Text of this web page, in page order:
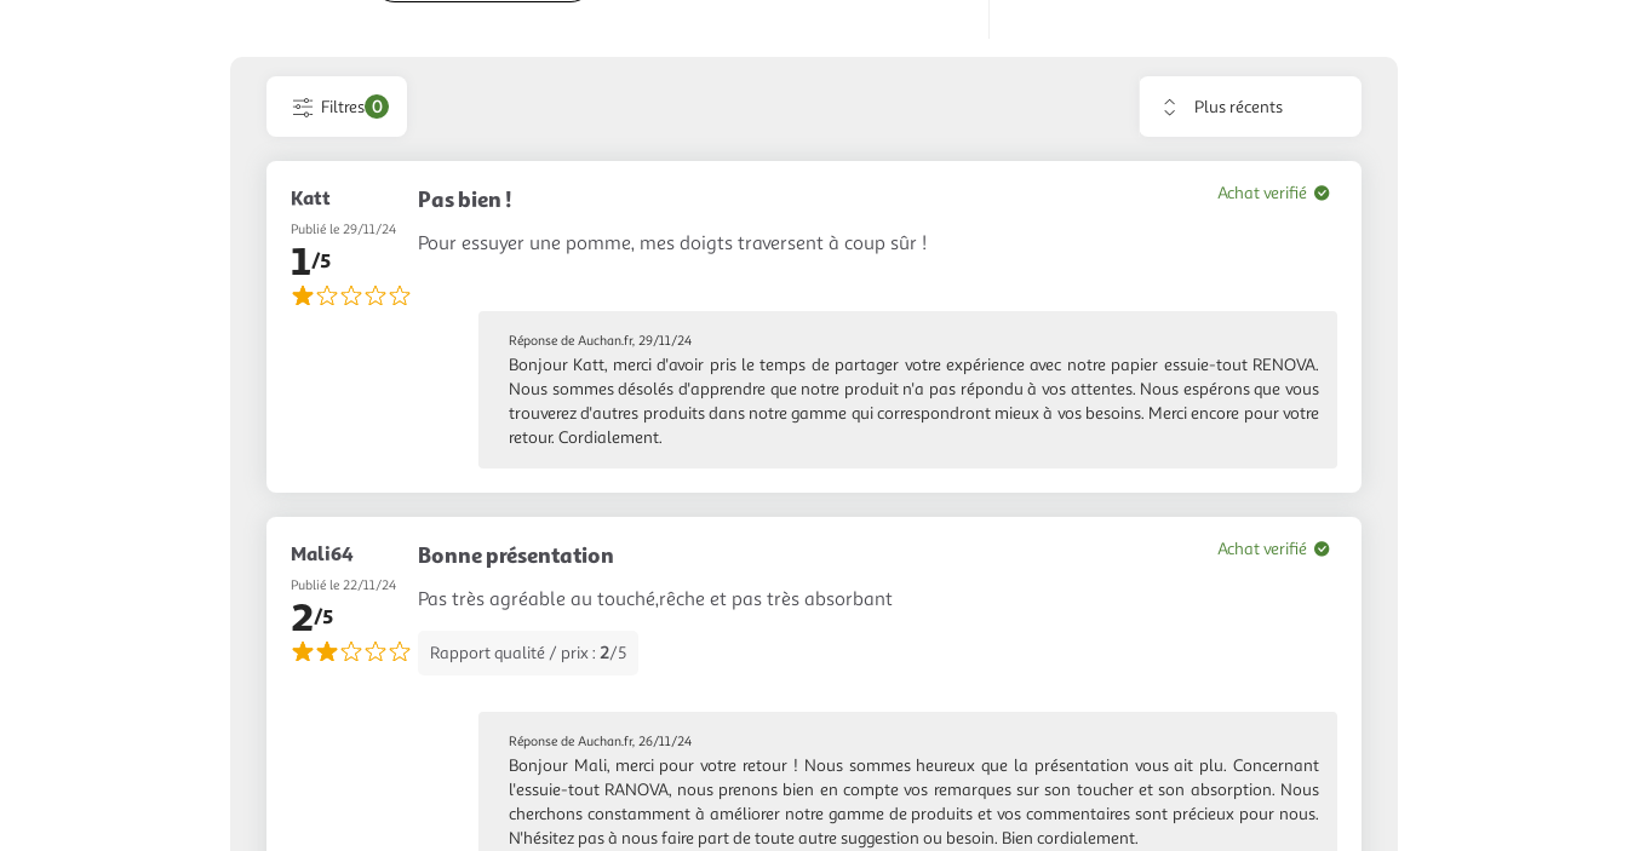
Filtres 0
Trier
avis
Katt
Publié le 29/11/24
1/5
Pas bien !
Pour essuyer une pomme, mes doigts traversent à coup sûr !
Réponse de Auchan.fr, 29/11/24
Bonjour Katt, merci d'avoir pris le temps de partager votre expérience avec notre papier essuie-tout RENOVA.
Nous sommes désolés d'apprendre que notre produit n'a pas répondu à vos attentes. Nous espérons que vous
trouverez d'autres produits dans notre gamme qui correspondront mieux à vos besoins. Merci encore pour votre
retour. Cordialement.
Achat verifié
Mali64
Publié le 22/11/24
2/5
Bonne présentation
Pas très agréable au touché,rêche et pas très absorbant
Rapport qualité / prix : 2/5
Réponse de Auchan.fr, 26/11/24
Bonjour Mali, merci pour votre retour ! Nous sommes heureux que la présentation vous ait plu. Concernant
l'essuie-tout RANOVA, nous prenons bien en compte vos remarques sur son toucher et son absorption. Nous
cherchons constamment à améliorer notre gamme de produits et vos commentaires sont précieux pour nous.
N'hésitez pas à nous faire part de toute autre suggestion ou besoin. Bien cordialement.
Achat verifié